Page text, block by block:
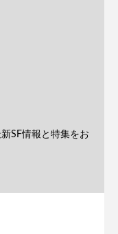
SF情報と特集をお